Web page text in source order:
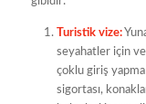
Turistik vize:
seyahatler için
çoklu giriş
sigortası,